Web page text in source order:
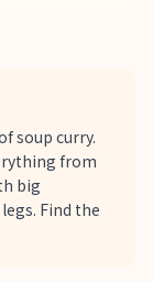
soup curry.
from
big
Find the